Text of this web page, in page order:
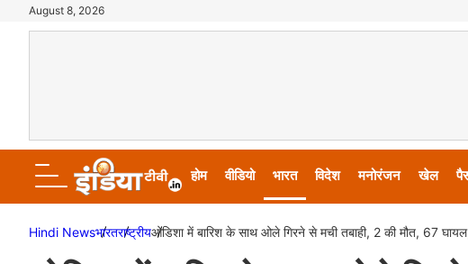
August 8, 2026
होम वीडियो भारत विदेश मनोरंजन खेल
Hindi Newsभारतराष्ट्रीयओडिशा में बारिश के साथ ओले गिरने से मची तबाही, 2 की मौत, 67